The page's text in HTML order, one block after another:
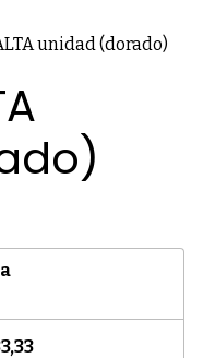
unidad (dorado)